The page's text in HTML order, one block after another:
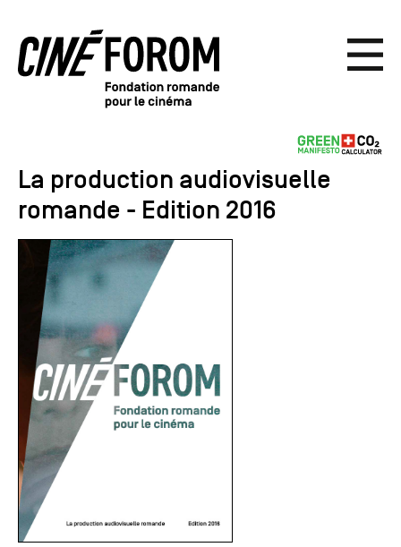
La production audiovisuelle
romande - Edition 2016